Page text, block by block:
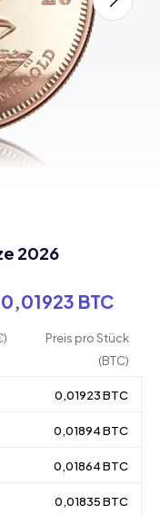
2026
0,01923 BTC
Preis pro Stück
(BTC)
0,01923 BTC
0,01894 BTC
0,01864 BTC
0,01835 BTC